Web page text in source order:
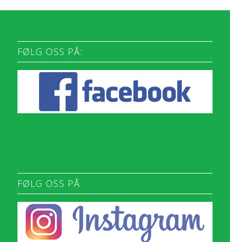
FØLG OSS PÅ:
FØLG OSS PÅ